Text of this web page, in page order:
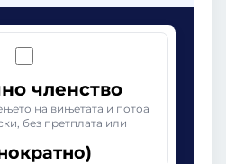
членство
на вињетата и потоа
без претплата или